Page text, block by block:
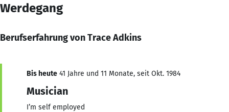
Werdegang
Berufserfahrung von Trace Adkins
Bis heute 41 Jahre und 11 Monate, seit Okt. 1984
Musician
I’m self employed